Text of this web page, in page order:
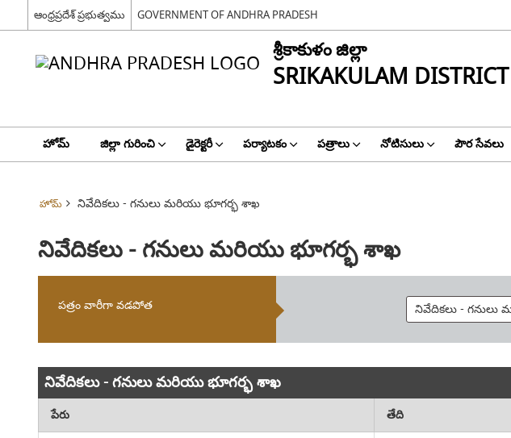
ఆంధ్రప్రదేశ్ ప్రభుత్వము GOVERNMENT OF ANDHRA PRADESH
శ్రీకాకుళం జిల్లా
SRIKAKULAM DISTRICT
హోమ్ జిల్లా గురించి డైరెక్టరీ పర్యాటకం పత్రాలు నోటిసులు పౌర సేవలు
హోమ్ నివేదికలు - గనులు మరియు భూగర్భ శాఖ
నివేదికలు - గనులు మరియు భూగర్భ శాఖ
పత్రం వారీగా వడపోత
నివేదికలు - గనులు మరియు భూగర్భ శాఖ
పేరు తేది